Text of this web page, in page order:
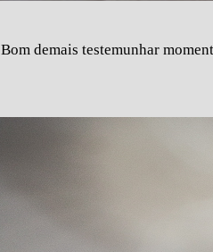
Bom demais testemunhar